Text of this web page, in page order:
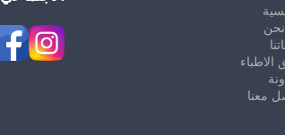
الاطباء
معنا